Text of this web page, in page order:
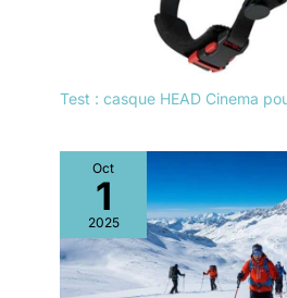
Test : casque HEAD Cinema
Oct
1
2025